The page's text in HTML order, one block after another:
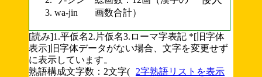
wa-jin
画数合計）
[読み]1.平仮名2.片仮名3.ローマ字表記 *[旧字体
表示]旧字体データがない場合、文字を変更せず
に表示しています。
熟語構成文字数：2文字(
2字熟語リストを表示